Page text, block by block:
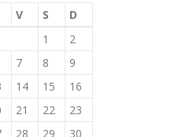
V S
D
1
2
7 8
9
14 15
16
21 22
23
28 29
30